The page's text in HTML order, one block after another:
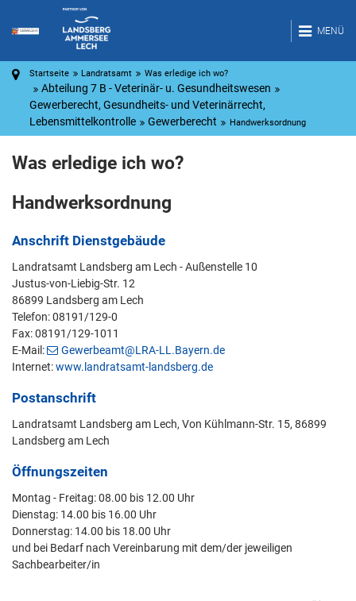
MENÜ
Startseite Landratsamt Was erledige ich wo?
Abteilung 7 B - Veterinär- u. Gesundheitswesen
Gewerberecht, Gesundheits- und Veterinärrecht,
Lebensmittelkontrolle
Gewerberecht Handwerksordnung
Was erledige ich wo?
Handwerksordnung
Anschrift Dienstgebäude
Landratsamt Landsberg am Lech - Außenstelle 10
Justus-von-Liebig-Str. 12
86899 Landsberg am Lech
Telefon: 08191/129-0
Fax: 08191/129-1011
E-Mail:
Gewerbeamt@LRA-LL.Bayern.de
Internet:www.landratsamt-landsberg.de
Postanschrift
Landratsamt Landsberg am Lech, Von Kühlmann-Str. 15, 86899
Landsberg am Lech
Öffnungszeiten
Montag - Freitag: 08.00 bis 12.00 Uhr
Dienstag: 14.00 bis 16.00 Uhr
Donnerstag: 14.00 bis 18.00 Uhr
und bei Bedarf nach Vereinbarung mit dem/der jeweiligen
Sachbearbeiter/in